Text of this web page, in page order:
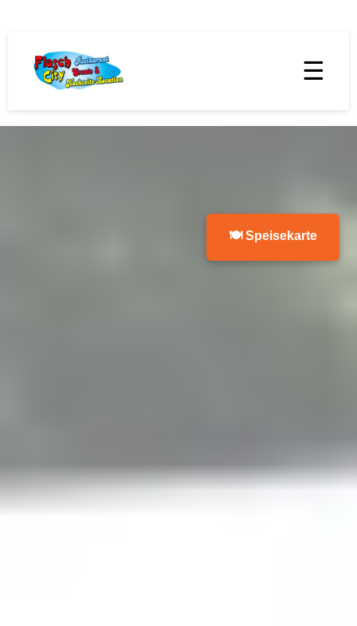
☰
🍽 Speisekarte
Restaurant,
Events &